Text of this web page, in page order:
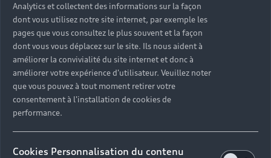
Analytics et collectent des informations sur la façon
dont vous utilisez notre site internet, par exemple les
pages que vous consultez le plus souvent et la façon
dont vous vous déplacez sur le site. Ils nous aident à
améliorer la convivialité du site internet et donc à
améliorer votre expérience d'utilisateur. Veuillez noter
que vous pouvez à tout moment retirer votre
consentement à l'installation de cookies de
performance.
Cookies Personnalisation du contenu